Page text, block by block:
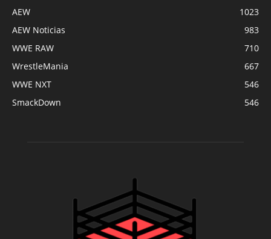
AEW
1023
AEW Noticias
983
WWE RAW
710
WrestleMania
667
WWE NXT
546
SmackDown
546